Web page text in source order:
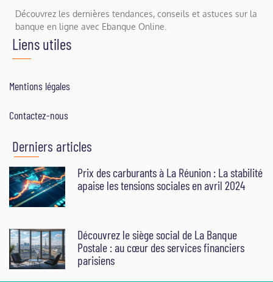
Découvrez les dernières tendances, conseils et astuces sur la
banque en ligne avec Ebanque Online.
Liens utiles
Mentions légales
Contactez-nous
Derniers articles
Prix des carburants à La Réunion : La stabilité
apaise les tensions sociales en avril 2024
Découvrez le siège social de La Banque
Postale : au cœur des services financiers
parisiens